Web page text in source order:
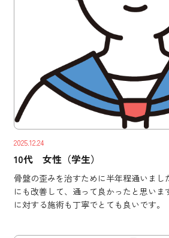
2025.12.24
10代 女性（学生）
骨盤の歪みを治すために半年程通いまし
にも改善して、通って良かったと思いま
に対する施術も丁寧でとても良いです。